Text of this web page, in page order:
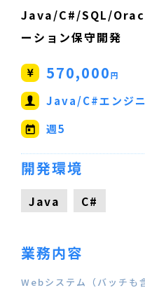
Java/C#/SQL/
ーション保守開発
570,000円
Java/C#エンジ
週5
開発環境
Java C#
業務内容
Webシステム（バッチも